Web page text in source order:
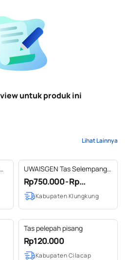
untuk produk ini
Lihat Lainnya
UWAISGEN Tas Selempang
Pria/Wanita Kulit Asli Boho
Caspian Bag
Rp750.000 - Rp...
Kabupaten Klungkung
Tas pelepah pisang
Rp120.000
Kabupaten Cilacap